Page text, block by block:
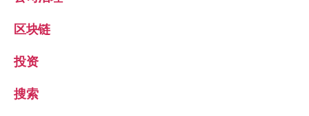
区块链
投资
搜索